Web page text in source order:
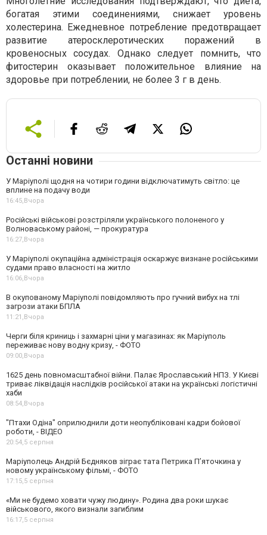
богатая этими соединениями, снижает уровень
холестерина. Ежедневное потребление предотвращает
развитие атеросклеротических поражений в
кровеносных сосудах. Однако следует помнить, что
фитостерин оказывает положительное влияние на
здоровье при потреблении, не более 3 г в день.
Останні новини
У Маріуполі щодня на чотири години відключатимуть світло: це
вплине на подачу води
16:45, Вчора
Російські військові розстріляли українського полоненого у
Волноваському районі, — прокуратура
16:27, Вчора
У Маріуполі окупаційна адміністрація оскаржує визнане російськими
судами право власності на житло
16:06, Вчора
В окупованому Маріуполі повідомляють про гучний вибух на тлі
загрози атаки БПЛА
11:21, Вчора
Черги біля криниць і захмарні ціни у магазинах: як Маріуполь
переживає нову водну кризу, - ФОТО
09:00, Вчора
1625 день повномасштабної війни. Палає Ярославський НПЗ. У Києві
триває ліквідація наслідків російської атаки на українські логістичні
хаби
08:54, Вчора
"Птахи Одіна" оприлюднили доти неопубліковані кадри бойової
роботи, - ВІДЕО
20:54, 5 серпня
Маріуполець Андрій Бєдняков зіграє тата Петрика П’яточкина у
новому українському фільмі, - ФОТО
17:15, 5 серпня
«Ми не будемо ховати чужу людину». Родина два роки шукає
військового, якого визнали загиблим
16:17, 5 серпня